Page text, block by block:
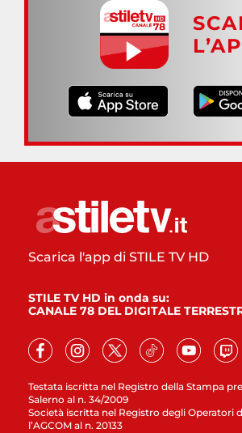
Testata iscritta nel Registro della Stampa
Salerno al n. 34/2009
Società iscritta nel Registro degli Operatori
l’AGCOM al n. 20133
Scarica l'app di STILE TV HD
STILE TV HD in onda su:
CANALE 78 DEL DIGITALE